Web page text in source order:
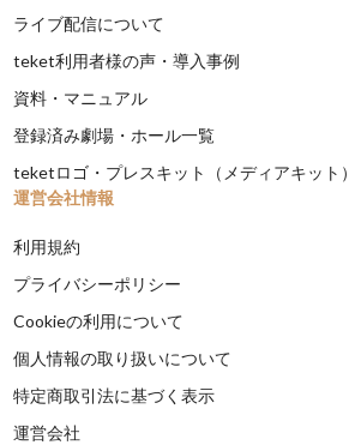
ライブ配信について
teket利用者様の声・導入事例
資料・マニュアル
登録済み劇場・ホール一覧
teketロゴ・プレスキット（メディアキット）
運営会社情報
利用規約
プライバシーポリシー
Cookieの利用について
個人情報の取り扱いについて
特定商取引法に基づく表示
運営会社